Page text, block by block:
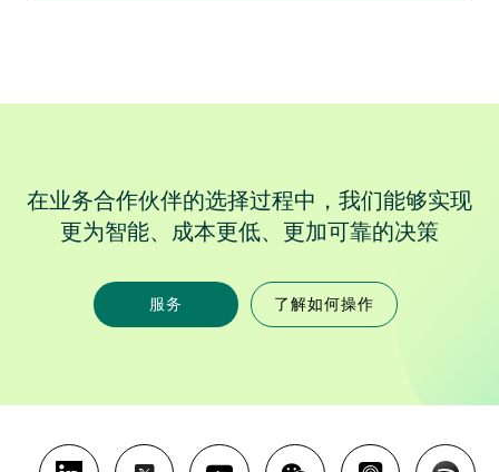
在业务合作伙伴的选择过程中，我们能够实现
更为智能、成本更低、更加可靠的决策
服务 了解如何操作